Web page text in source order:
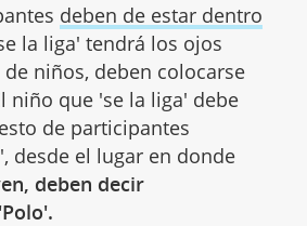
deben de estar dentro
la liga' tendrá los ojos
niños, deben colocarse
niño que 'se la liga' debe
de participantes
desde el lugar en donde
deben decir